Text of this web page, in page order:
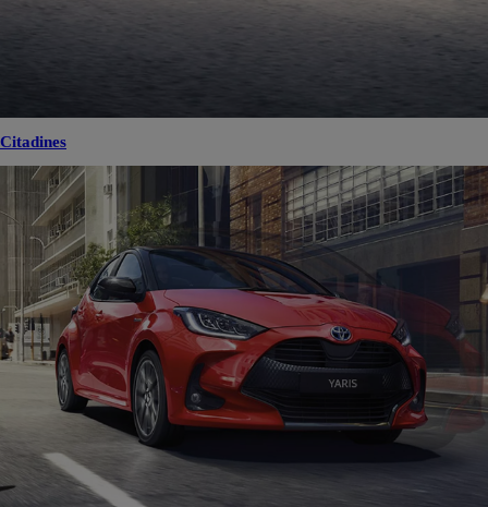
Citadines